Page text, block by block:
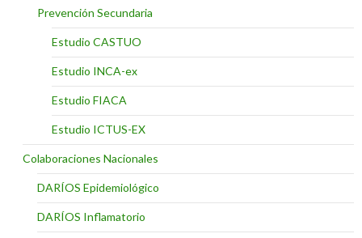
Prevención Secundaria
Estudio CASTUO
Estudio INCA-ex
Estudio FIACA
Estudio ICTUS-EX
Colaboraciones Nacionales
DARÍOS Epidemiológico
DARÍOS Inflamatorio